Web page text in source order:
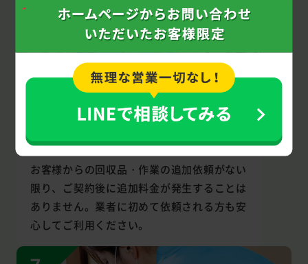
安心の回収料金設定！
お客様からの回収品・作業の追加依頼がない
限り、ご契約後に追加料金が発生することは
ありません。業者に初めて依頼される方も安
心してご利用ください。